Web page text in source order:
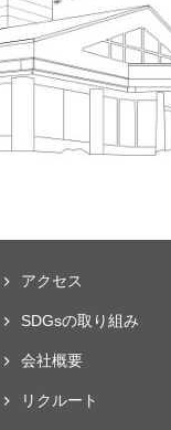
アクセス
SDGsの取り組み
会社概要
リクルート